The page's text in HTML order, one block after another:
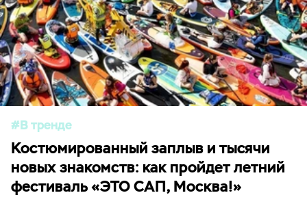
В тренде
Костюмированный заплыв и тысячи
новых знакомств: как пройдет летний
фестиваль «ЭТО САП, Москва!»